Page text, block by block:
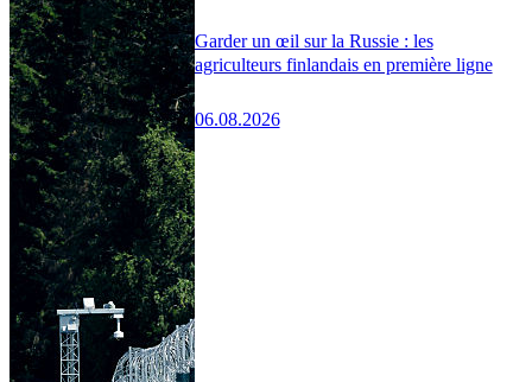
Garder un œil sur la Russie : les
agriculteurs finlandais en première ligne
06.08.2026